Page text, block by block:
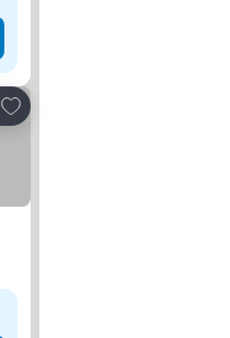
Lisää suosikkeihin